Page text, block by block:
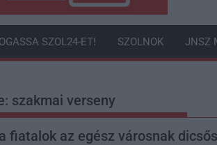
SZOL24-ET! SZOLNOK JNSZ
szakmai verseny
fiatalok az egész városnak